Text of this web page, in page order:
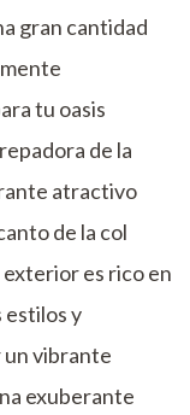
gran cantidad
tu oasis
de la
atractivo
de la col
es rico en
estilos y
un vibrante
exuberante